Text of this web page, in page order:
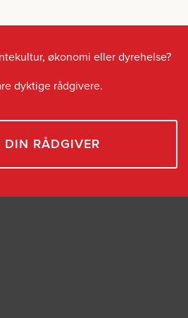
økonomi eller dyrehelse?
dyktige rådgivere.
RÅDGIVER